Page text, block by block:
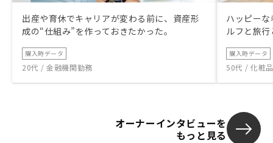
出産や育休でキャリアが変わる前に、資産形
成の“仕組み”を作っておきたかった。
購入時データ
20代 / 金融機関勤務
ハッピー
ルフと旅
購入時データ
50代 / 化粧
オーナーインタビューを
もっと見る